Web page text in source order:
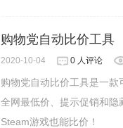
购物党自动比价工具
2020-10-04 0 人评论
购物党自动比价工具是一
全网最低价、提示促销和
Steam游戏也能比价！